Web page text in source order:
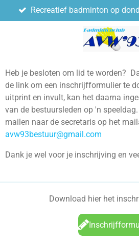
direct
badminton op
Heb je besloten om lid te worden?
de link om een inschrijfformulier te
uitprint en invult, kan het daarna
van de bestuursleden op 'n
mailen naar de secretaris op het
avw93bestuur@gmail.com
Dank je wel voor je inschrijving en
Download hier het